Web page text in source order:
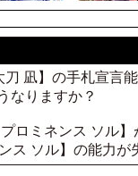
凪】の手札宣言
なりますか？
ロミネンス ソル
ス ソル】の能力が